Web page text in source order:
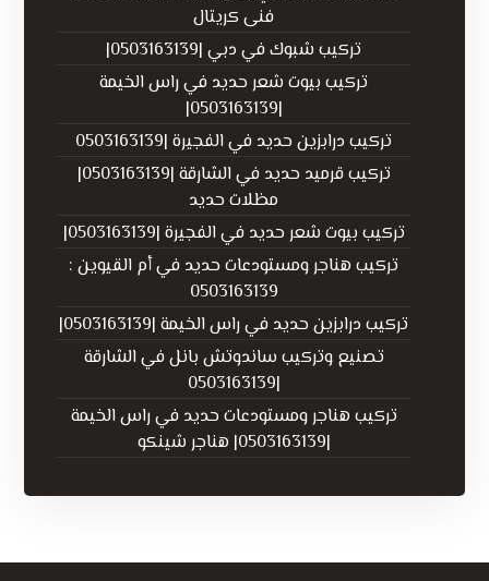
فنى كريتال
تركيب شبوك في دبي |0503163139|
تركيب بيوت شعر حديد في راس الخيمة
|0503163139|
تركيب درابزين حديد في الفجيرة |0503163139
تركيب قرميد حديد في الشارقة |0503163139|
مظلات حديد
تركيب بيوت شعر حديد في الفجيرة |0503163139|
تركيب هناجر ومستودعات حديد في أم القيوين :
0503163139
تركيب درابزين حديد في راس الخيمة |0503163139|
تصنيع وتركيب ساندوتش بانل في الشارقة
|0503163139
تركيب هناجر ومستودعات حديد في راس الخيمة
|0503163139| هناجر شينكو